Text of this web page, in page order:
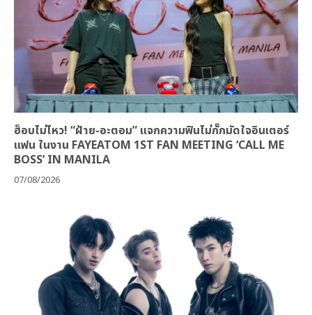
ฮ็อบไม่ไหว! “ฝ้าย-อะตอม” แจกความฟินไม่กั๊กมัดใจอินเตอร์
แฟน ในงาน FAYEATOM 1ST FAN MEETING ‘CALL ME
BOSS’ IN MANILA
07/08/2026